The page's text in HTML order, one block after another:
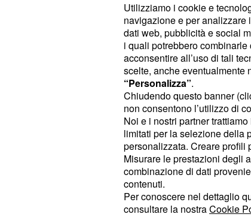
Il calendario della prima
debuttoè fissato per il3
la Bulgaria. Seguiranno gli
1:00contro l’Olanda e poi
tappa si concluderà il7 giugno
Brasile. Tutti i match saranno
pubblico italiano.
Le scelte di
vittorie
Utilizziamo i cookie e
navigazione e per analizzare
dati web, pubblicità e social
i quali potrebbero
acconsentire all’uso di tali
scelte, anche eventualmente
“Personalizza”.
Chiudendo questo banner
non consentono l’utilizzo di
Noi e i nostri partner
limitati per la selezione della
personalizzata. Creare profili
Misurare le prestazioni degli
combinazione di dati
contenuti.
Per conoscere nel dettaglio
consultare la nostraCookie